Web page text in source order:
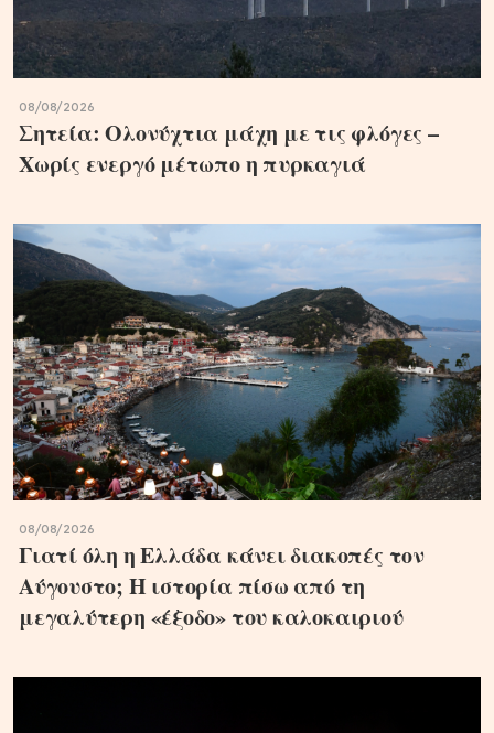
08/08/2026
Σητεία: Ολονύχτια μάχη με τις φλόγες –
Χωρίς ενεργό μέτωπο η πυρκαγιά
08/08/2026
Γιατί όλη η Ελλάδα κάνει διακοπές τον
Αύγουστο; Η ιστορία πίσω από τη
μεγαλύτερη «έξοδο» του καλοκαιριού